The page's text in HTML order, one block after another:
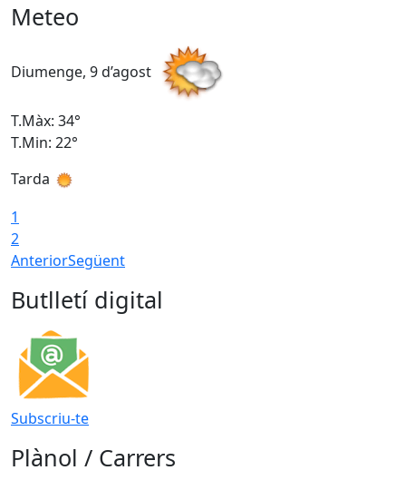
Meteo
Diumenge, 9 d’agost
T.Màx: 34°
T.Min: 22°
Tarda
1
2
AnteriorSegüent
Butlletí digital
Subscriu-te
Plànol / Carrers